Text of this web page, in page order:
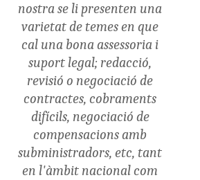
nostra se li presenten una
varietat de temes en que
cal una bona assessoria i
suport legal; redacció,
revisió o negociació de
contractes, cobraments
difícils, negociació de
compensacions amb
subministradors, etc, tant
en l'àmbit nacional com